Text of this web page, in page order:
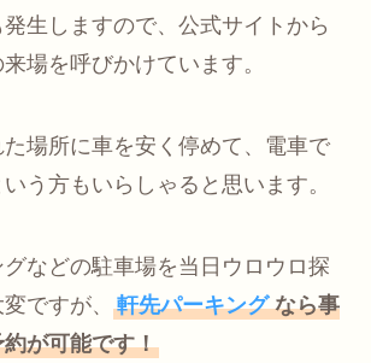
生しますので、公式サイトから
場を呼びかけています。
た場所に車を安く停めて、電車で
う方もいらしゃると思います。
などの駐車場を当日ウロウロ探
ですが、
軒先パーキングなら事
が可能です！